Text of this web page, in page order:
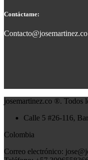
Contáctame:
Contacto@josemartinez.co
josemartinez.co ®. Todos
Calle 5 #26-116,
Colombia
Correo electrónico: